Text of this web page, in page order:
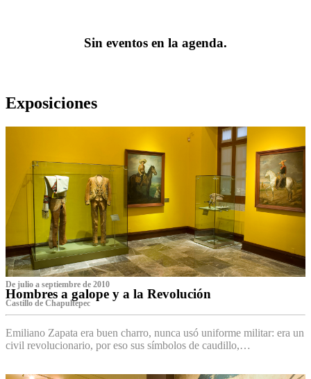
Sin eventos en la agenda.
Exposiciones
De julio a septiembre de 2010
Hombres a galope y a la Revolución
Castillo de Chapultepec
Emiliano Zapata era buen charro, nunca usó uniforme militar: era un
civil revolucionario, por eso sus símbolos de caudillo,…